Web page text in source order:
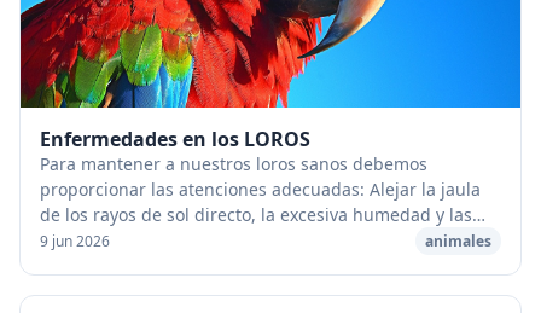
Enfermedades en los LOROS
Para mantener a nuestros loros sanos debemos
proporcionar las atenciones adecuadas: Alejar la jaula
de los rayos de sol directo, la excesiva humedad y las
corrientes de aire. Mantener la jaula y sus c...
9 jun 2026 animales